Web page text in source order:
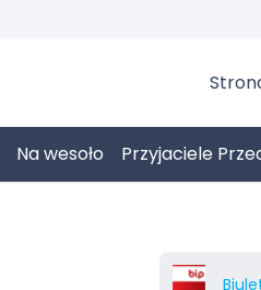
Na wesoło Przyjaciele